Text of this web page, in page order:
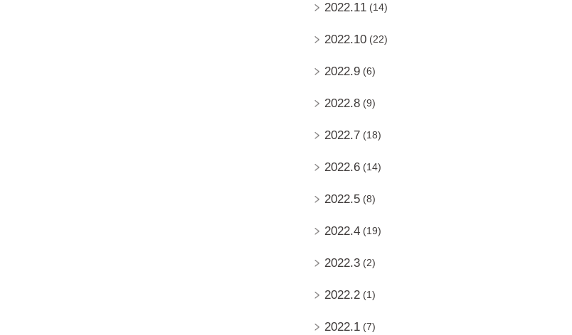
2022.11 (14)
2022.10 (22)
2022.9 (6)
2022.8 (9)
2022.7 (18)
2022.6 (14)
2022.5 (8)
2022.4 (19)
2022.3 (2)
2022.2 (1)
2022.1 (7)